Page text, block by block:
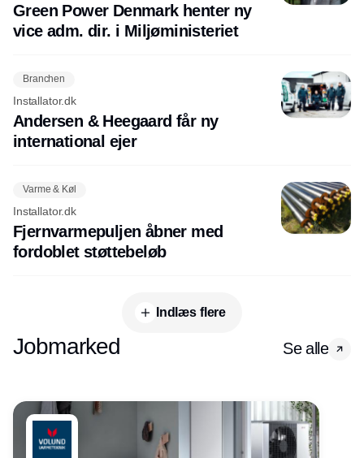
Green Power Denmark henter ny
vice adm. dir. i Miljøministeriet
Branchen
Installator.dk
Andersen & Heegaard får ny
international ejer
Varme & Køl
Installator.dk
Fjernvarmepuljen åbner med
fordoblet støttebeløb
Indlæs flere
Jobmarked Se alle